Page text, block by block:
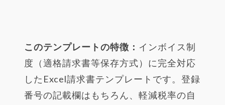
このテンプレートの特徴： インボイス制
度（適格請求書等保存方式）に完全対応
したExcel請求書テンプレートです。登録
番号の記載欄はもちろん、軽減税率の自